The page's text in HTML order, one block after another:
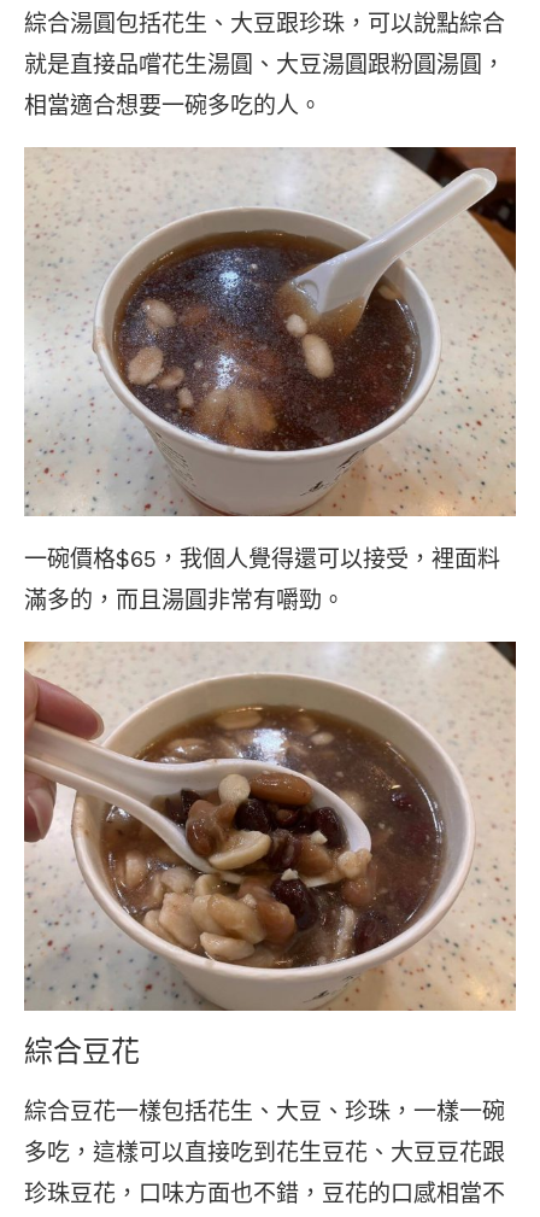
綜合湯圓包括花生、大豆跟珍珠，可以說點綜合
就是直接品嚐花生湯圓、大豆湯圓跟粉圓湯圓，
相當適合想要一碗多吃的人。
一碗價格$65，我個人覺得還可以接受，裡面料
滿多的，而且湯圓非常有嚼勁。
綜合豆花
綜合豆花一樣包括花生、大豆、珍珠，一樣一碗
多吃，這樣可以直接吃到花生豆花、大豆豆花跟
珍珠豆花，口味方面也不錯，豆花的口感相當不